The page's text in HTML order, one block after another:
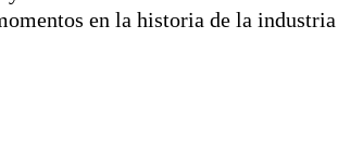
en la historia de la industria